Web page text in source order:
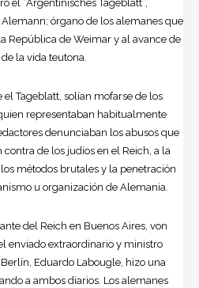
el “Argentinisches Tageblatt”,
órgano de los alemanes que
República de Weimar y al avance de
la vida teutona.
Tageblatt, solían mofarse de los
representaban habitualmente
denunciaban los abusos que
de los judíos en el Reich, a la
métodos brutales y la penetración
u organización de Alemania.
del Reich en Buenos Aires, von
enviado extraordinario y ministro
Eduardo Labougle, hizo una
a ambos diarios. Los alemanes